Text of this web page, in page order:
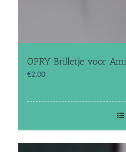
OPRY Brilletje voor
€2.00